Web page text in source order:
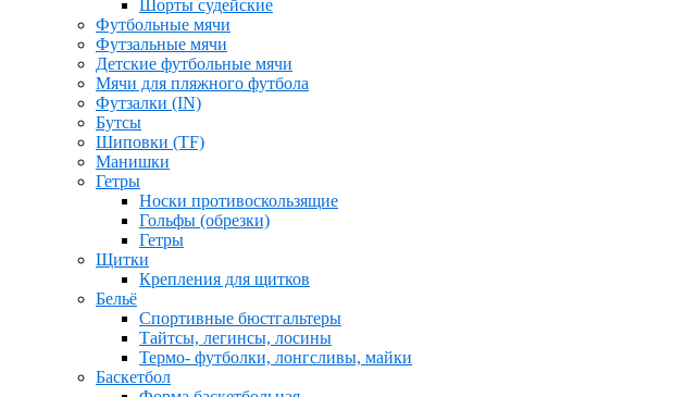
Шорты судейские
Футбольные мячи
Футзальные мячи
Детские футбольные мячи
Мячи для пляжного футбола
Футзалки (IN)
Бутсы
Шиповки (TF)
Манишки
Гетры
Носки противоскользящие
Гольфы (обрезки)
Гетры
Щитки
Крепления для щитков
Бельё
Спортивные бюстгальтеры
Тайтсы, легинсы, лосины
Термо- футболки, лонгсливы, майки
Баскетбол